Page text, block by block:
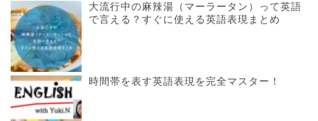
大流行中の麻辣湯（マーラータン）って英語
で言える？すぐに使える英語表現まとめ
時間帯を表す英語表現を完全マスター！